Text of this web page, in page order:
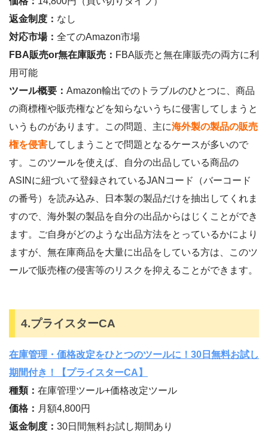
返金制度： なし
対応市場： 全てのAmazon市場
FBA販売or無在庫販売： FBA販売と無在庫販売の両方に利
用可能
ツール概要： Amazon輸出でのトラブルのひとつに、商品
の商標権や販売権などを知らないうちに侵害してしまうと
いうものがあります。この問題、主に海外製の製品の販売
権を侵害してしまうことで問題となるケースが多いので
す。このツールを使えば、自分の出品している商品の
ASINに紐づいて登録されているJANコード（バーコード
の番号）を読み込み、日本製の製品だけを抽出してくれま
すので、海外製の製品を自分の出品からはじくことができ
ます。ご自身がどのような出品方法をとっているかにより
ますが、無在庫商品を大量に出品をしている方は、このツ
ールで販売権の侵害等のリスクを抑えることができます。
4.プライスターCA
在庫管理・価格改定をひとつのツールに！30日無料お試し
期間付き！【プライスターCA】
種類： 在庫管理ツール+価格改定ツール
価格： 月額4,800円
返金制度： 30日間無料お試し期間あり